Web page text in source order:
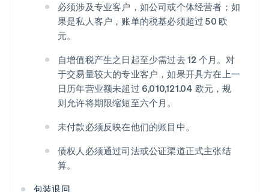
必须涉及专业客户，如公司或个体经营者；如
果是私人客户，账单的税基必须超过 50 欧
元。
自增值税产生之日起至少需过去 12 个月。对
于交易量较大的专业客户，如果开具方在上一
日历年营业额未超过 6,010,121.04 欧元，规
则允许将期限缩短至六个月。
未付款必须反映在他们的账目中。
债权人必须通过司法或公证渠道正式主张结
算。
包装退回